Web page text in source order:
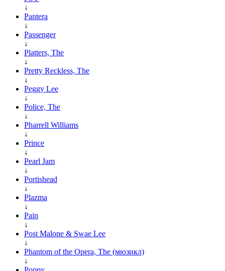
↓
Pantera
↓
Passenger
↓
Platters, The
↓
Pretty Reckless, The
↓
Peggy Lee
↓
Police, The
↓
Pharrell Williams
↓
Prince
↓
Pearl Jam
↓
Portishead
↓
Plazma
↓
Pain
↓
Post Malone & Swae Lee
↓
Phantom of the Opera, The (мюзикл)
↓